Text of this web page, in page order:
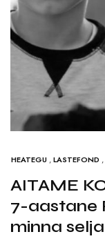
HEATEGU ,LASTEFOND ,
AITAME
7-aastane
minna